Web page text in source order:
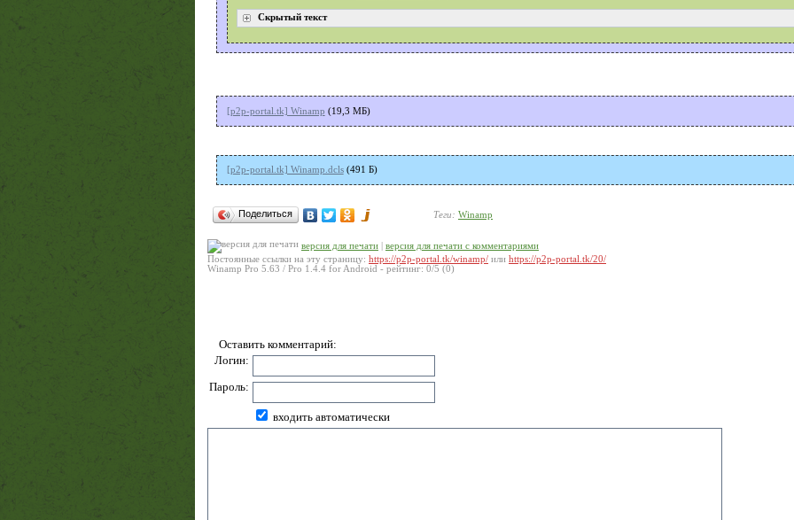
Скрытый текст
[p2p-portal.tk] Winamp (19,3 МБ)
[p2p-portal.tk] Winamp.dcls(491 Б)
Поделиться Теги: Winamp
версия для печати
версия для печати с комментариями
Постоянные ссылки на эту страницу: https://p2p-portal.tk/winamp/ или https://p2p-portal.tk/20/
Winamp Pro 5.63 / Pro 1.4.4 for Android - рейтинг: 0/5 (0)
Оставить комментарий:
Логин:
Пароль:
входить автоматически